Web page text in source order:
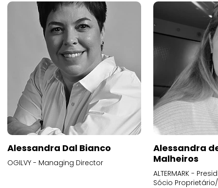
Alessandra Dal Bianco
OGILVY - Managing Director
Alessandra
Malheiros
ALTERMARK -
Sócio